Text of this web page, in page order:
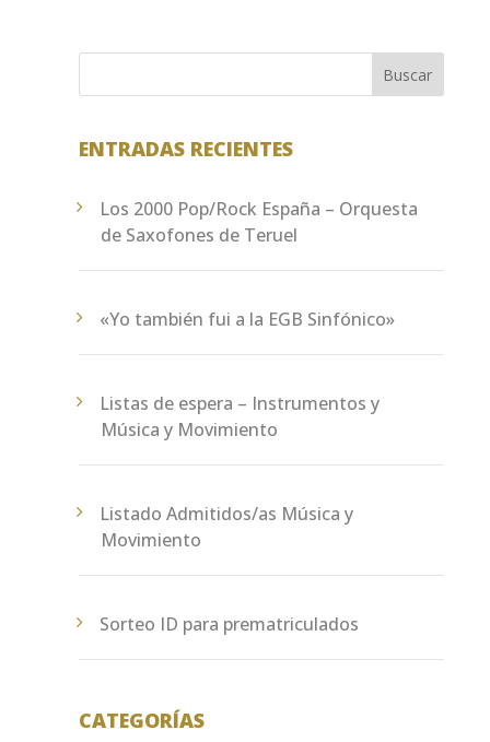
Escuela Pública de Música "Antón García
Buscar
ENTRADAS RECIENTES
Los 2000 Pop/Rock España – Orquesta
de Saxofones de Teruel
«Yo también fui a la EGB Sinfónico»
Listas de espera – Instrumentos y
Música y Movimiento
Listado Admitidos/as Música y
Movimiento
Sorteo ID para prematriculados
CATEGORÍAS